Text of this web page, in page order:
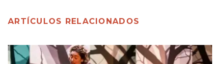
ARTÍCULOS RELACIONADOS